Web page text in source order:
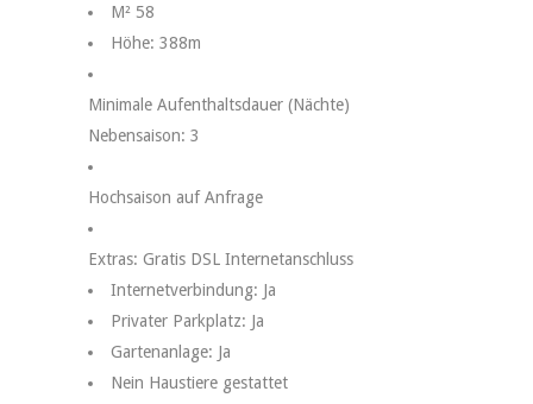
M² 58
Höhe: 388m
Minimale Aufenthaltsdauer (Nächte)
Nebensaison: 3
Hochsaison auf Anfrage
Extras: Gratis DSL Internetanschluss
Internetverbindung: Ja
Privater Parkplatz: Ja
Gartenanlage: Ja
Nein Haustiere gestattet